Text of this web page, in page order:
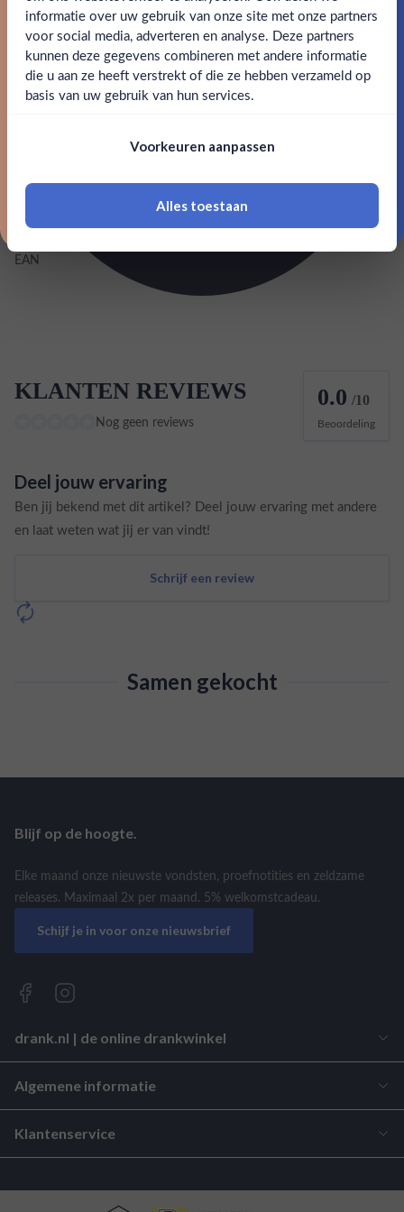
Ben jij 18 jaar of ouder?
Ja Nee
18 jaar of ouder zijn
SPECIFICATIES
Alcohol 40.00%
Merk Dewar's
Land van herkomst
EAN
KLANTEN REVIEWS
Nog geen reviews
0.0 /10
Beoordeling
Deel jouw ervaring
Ben jij bekend met dit artikel? Deel jouw ervaring met andere
en laat weten wat jij er van vindt!
Schrijf een review
Samen gekocht
drank.nl | de online drankwinkel
Algemene informatie
Klantenservice
Blijf op de hoogte.
Elke maand onze nieuwste vondsten, proefnotities en zeldzame
releases. Maximaal 2x per maand. 5% welkomstcadeau.
Schijf je in voor onze nieuwsbrief
informatie over uw gebruik van onze site met onze partners
voor social media, adverteren en analyse. Deze partners
kunnen deze gegevens combineren met andere informatie
die u aan ze heeft verstrekt of die ze hebben verzameld op
basis van uw gebruik van hun services.
Voorkeuren aanpassen
Alles toestaan
Claim mijn korting